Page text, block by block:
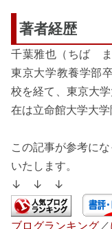
著者経歴
千葉雅也（ちば ま
東京大学教養学部
校を経て、東京大
在は立命館大学大
この記事が参考にな
いたします。
↓ ↓ ↓
ブログランキング ／